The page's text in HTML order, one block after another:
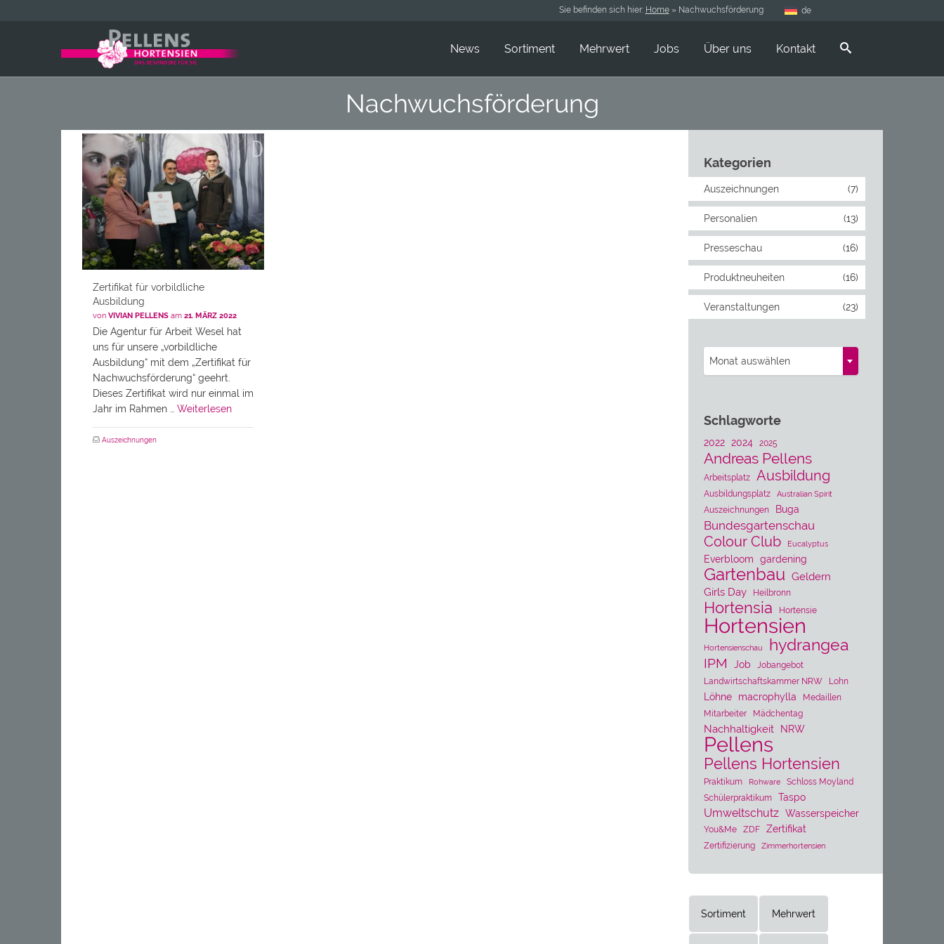
Sie befinden sich hier: Home» Nachwuchsförderung de
News Sortiment Mehrwert Jobs Über uns Kontakt
Nachwuchsförderung
Zertifikat für vorbildliche
Ausbildung
von VIVIAN PELLENS am 21. MÄRZ 2022
Die Agentur für Arbeit Wesel hat
uns für unsere „vorbildliche
Ausbildung“ mit dem „Zertifikat für
Nachwuchsförderung“ geehrt.
Dieses Zertifikat wird nur einmal im
Jahr im Rahmen … Weiterlesen
Auszeichnungen
Kategorien
Auszeichnungen (7)
Personalien (13)
Presseschau (16)
Produktneuheiten (16)
Veranstaltungen (23)
Monat auswählen
Schlagworte
2022 2024 2025
Andreas Pellens
Arbeitsplatz Ausbildung
Ausbildungsplatz Australian Spirit
Auszeichnungen Buga
Bundesgartenschau
Colour Club Eucalyptus
Everbloom gardening
Gartenbau Geldern
Girls Day
Heilbronn
Hortensia Hortensie
Hortensien
Hortensienschau hydrangea
IPM Job
Jobangebot
Landwirtschaftskammer NRW
Lohn
Löhne macrophylla
Medaillen
Mitarbeiter
Mädchentag
Nachhaltigkeit NRW
Pellens
Pellens Hortensien
Praktikum Rohware
Schloss Moyland
Schülerpraktikum
Taspo
Umweltschutz Wasserspeicher
You&Me ZDF Zertifikat
Zertifizierung Zimmerhortensien
Sortiment Mehrwert